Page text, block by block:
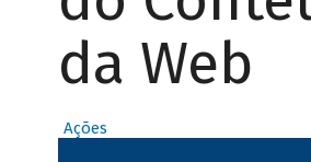
da Web
Ações